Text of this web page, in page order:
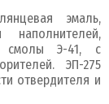
эмаль,
смолы Э-41, с
ЭП-275
отвердителя и